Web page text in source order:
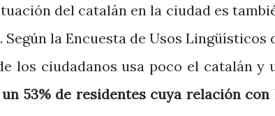
del catalán en la ciudad es
la Encuesta de Usos Lingüísticos
los ciudadanos usa poco el catalán y
un 53% de residentes cuya relación con